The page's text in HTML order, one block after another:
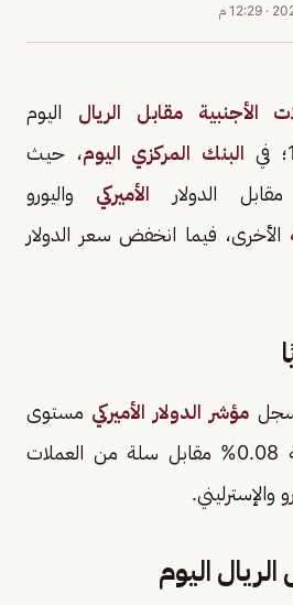
· 12:29 م
الأجنبية مقابل الريال اليوم
البنك المركزي اليوم، حيث
الدولار الأميركي واليورو
الأخرى، فيما انخفض سعر الدولار
سجل مؤشر الدولار الأميركي مستوى
99.43 منخفضا بنسبة 0.08% مقابل سلة من العملات
والإسترليني.
اليوم